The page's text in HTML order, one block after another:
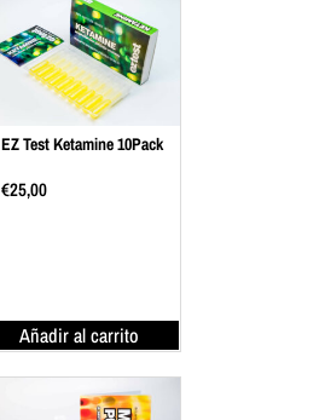
EZ Test Ketamine 10Pack
€25,00
Añadir al carrito